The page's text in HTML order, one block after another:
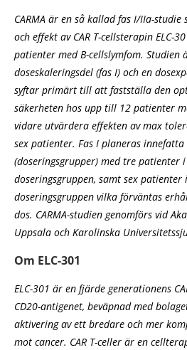
CARMA är en så kallad fas I/IIa-
och effekt av CAR T-cellsterapin ELC-
patienter med B-cellslymfom. Studien
doseskaleringsdel (fas I) och en
syftar primärt till att fastställa den
säkerheten hos upp till 12 patienter
vidare utvärdera effekten av max
sex patienter. Fas I planeras
(doseringsgrupper) med tre patienter
doseringsgruppen, samt sex patienter
doseringsgruppen vilka förväntas
dos. CARMA-studien genomförs vid
Uppsala och Karolinska
Om ELC-301
ELC-301 är en fjärde generationens
CD20-antigenet, beväpnad med
aktivering av ett bredare och mer
mot cancer. CAR T-celler är en